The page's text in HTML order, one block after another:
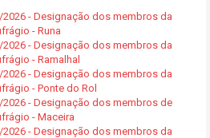
2026 - Designação dos membros da
- Runa
2026 - Designação dos membros da
- Ramalhal
2026 - Designação dos membros da
- Ponte do Rol
2026 - Designação dos membros de
- Maceira
2026 - Designação dos membros da